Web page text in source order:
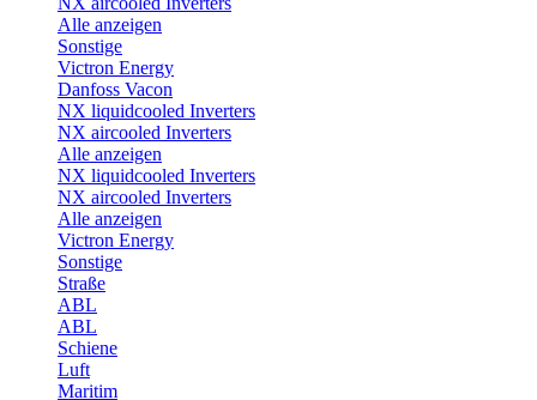
Alle anzeigen
Sonstige
Victron Energy
Danfoss Vacon
NX liquidcooled Inverters
NX aircooled Inverters
Alle anzeigen
NX liquidcooled Inverters
NX aircooled Inverters
Alle anzeigen
Victron Energy
Sonstige
Straße
ABL
ABL
Schiene
Luft
Maritim